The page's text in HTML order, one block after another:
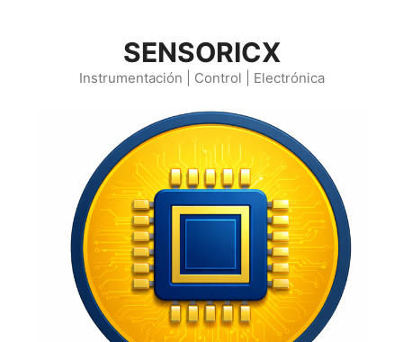
SENSORICX
Instrumentación | Control | Electrónica